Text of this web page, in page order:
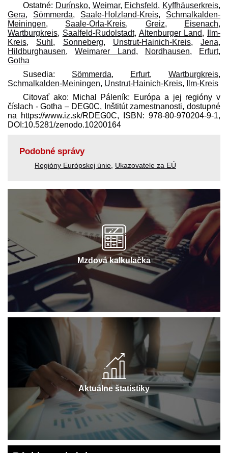
Ostatné: Durínsko, Weimar, Eichsfeld, Kyffhäuserkreis,
Gera, Sömmerda, Saale-Holzland-Kreis, Schmalkalden-
Meiningen, Saale-Orla-Kreis, Greiz, Eisenach,
Wartburgkreis, Saalfeld-Rudolstadt, Altenburger Land,
Ilm-
Kreis, Suhl , Sonneberg, Unstrut-Hainich-Kreis, Jena,
Hildburghausen,Weimarer Land, Nordhausen, Erfurt,
Gotha
Susedia: Sömmerda, Erfurt, Wartburgkreis,
Schmalkalden-Meiningen, Unstrut-Hainich-Kreis,
Ilm-Kreis
Citovať ako: Michal Páleník: Európa a jej regióny v
číslach - Gotha – DEG0C, Inštitút zamestnanosti, dostupné
na https://www.iz.sk/​RDEG0C, ISBN: 978-80-970204-9-1,
DOI:10.5281/zenodo.10200164
Podobné správy
Regióny Európskej únie Ukazovatele za EÚ
Mzdová kalkulačka
Aktuálne štatistiky